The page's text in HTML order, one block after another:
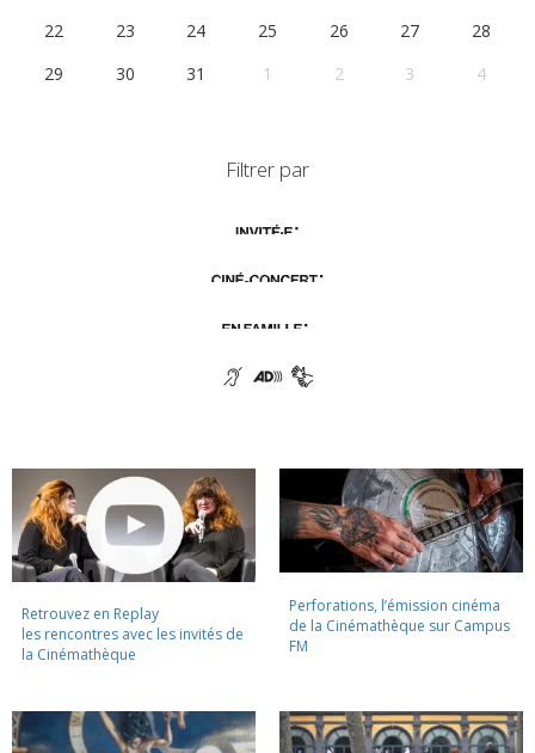
22
23 24 25 26 27
28
29
30 31 1 2 3 4
Filtrer par
Retrouvez en Replay
les rencontres avec les invités de
la Cinémathèque
Perforations, l’émission cinéma
de la Cinémathèque sur Campus
FM